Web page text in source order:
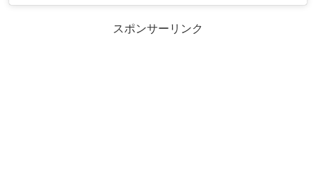
スポンサーリンク